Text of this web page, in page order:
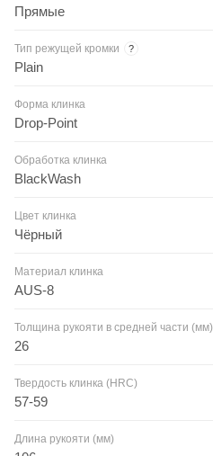
Прямые
Тип режущей кромки ?
Plain
Форма клинка
Drop-Point
Обработка клинка
BlackWash
Цвет клинка
Чёрный
Материал клинка
AUS-8
Толщина рукояти в средней части (мм)
26
Твердость клинка (HRC)
57-59
Длина рукояти (мм)